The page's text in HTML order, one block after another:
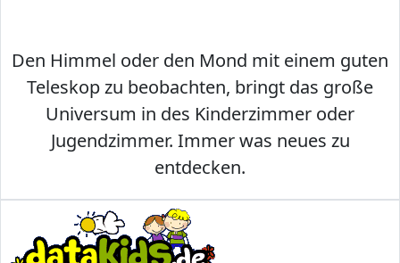
Den Himmel oder den Mond mit einem guten
Teleskop zu beobachten, bringt das große
Universum in des Kinderzimmer oder
Jugendzimmer. Immer was neues zu
entdecken.